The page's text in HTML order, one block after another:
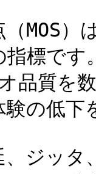
MOS
標です
品質を
の低下
ジッ